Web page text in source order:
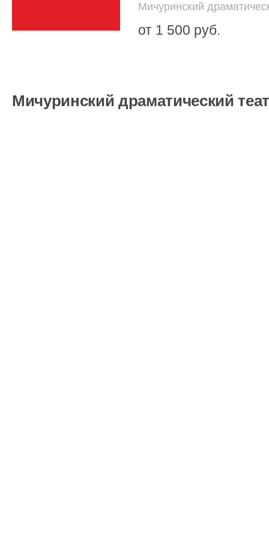
Мичуринский
от 1 500 руб.
Мичуринский драматический